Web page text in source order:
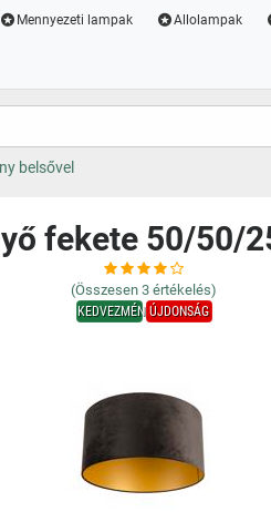
Mennyezeti lampak Allolampak
belsővel
fekete 50/50/
(Összesen 3 értékelés)
KEDVEZMÉNYÚJDONSÁG